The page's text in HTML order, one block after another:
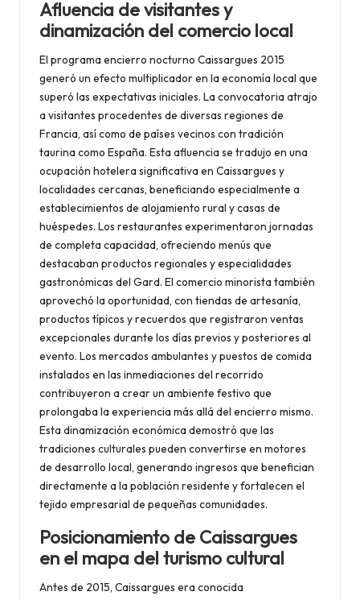
Afluencia de visitantes y
dinamización del comercio local
El programa encierro nocturno Caissargues 2015
generó un efecto multiplicador en la economía local que
superó las expectativas iniciales. La convocatoria atrajo
a visitantes procedentes de diversas regiones de
Francia, así como de países vecinos con tradición
taurina como España. Esta afluencia se tradujo en una
ocupación hotelera significativa en Caissargues y
localidades cercanas, beneficiando especialmente a
establecimientos de alojamiento rural y casas de
huéspedes. Los restaurantes experimentaron jornadas
de completa capacidad, ofreciendo menús que
destacaban productos regionales y especialidades
gastronómicas del Gard. El comercio minorista también
aprovechó la oportunidad, con tiendas de artesanía,
productos típicos y recuerdos que registraron ventas
excepcionales durante los días previos y posteriores al
evento. Los mercados ambulantes y puestos de comida
instalados en las inmediaciones del recorrido
contribuyeron a crear un ambiente festivo que
prolongaba la experiencia más allá del encierro mismo.
Esta dinamización económica demostró que las
tradiciones culturales pueden convertirse en motores
de desarrollo local, generando ingresos que benefician
directamente a la población residente y fortalecen el
tejido empresarial de pequeñas comunidades.
Posicionamiento de Caissargues
en el mapa del turismo cultural
Antes de 2015, Caissargues era conocida